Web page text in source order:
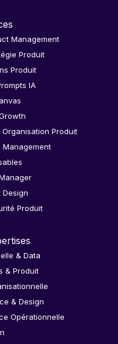
Management
Produit
Produit
IA
Produit
Design
Produit
& Data
& Produit
& Design
Opérationnelle